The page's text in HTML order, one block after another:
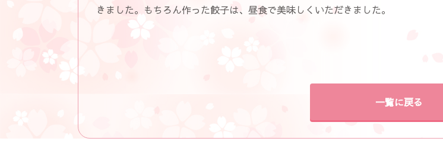
きました。もちろん作った餃子は、昼食で美味しくいただきました。
一覧に戻る